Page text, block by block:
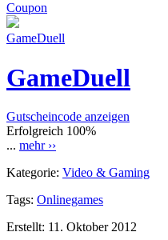
Coupon
GameDuell
GameDuell
Gutscheincode anzeigen
Erfolgreich 100%
... mehr ››
Kategorie: Video & Gaming
Tags: Onlinegames
Erstellt: 11. Oktober 2012